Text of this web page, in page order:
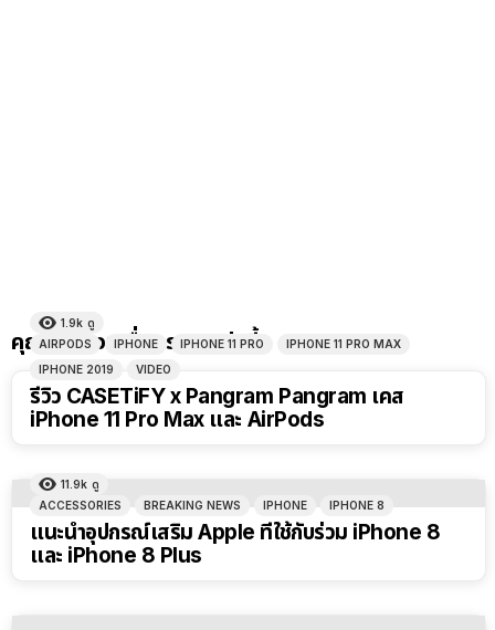
คุณอาจชอบเรื่องราวเหล่านี้
1.9k ดู
AIRPODS
IPHONE IPHONE 11 PRO
IPHONE 11 PRO MAX
IPHONE 2019
VIDEO
รีวิว CASETiFY x Pangram Pangram เคส
iPhone 11 Pro Max และ AirPods
11.9k ดู
ACCESSORIES
BREAKING NEWS IPHONE IPHONE 8
แนะนำอุปกรณ์เสริม Apple ที่ใช้กับร่วม iPhone 8
และ iPhone 8 Plus